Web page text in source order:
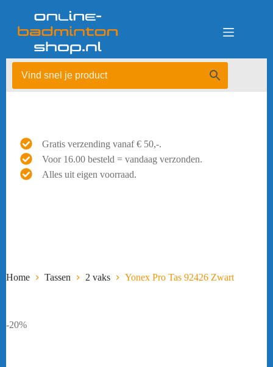
Gratis verzending vanaf € 50,-.
Voor 16.00 besteld = vandaag verzonden.
Alles uit eigen voorraad.
Home Tassen 2 vaks Yonex Pro Tas 92426 Zwart
-20%